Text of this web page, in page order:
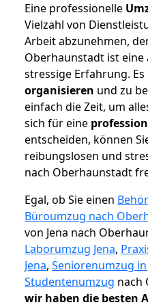
Eine professionelle
Vielzahl von
Arbeit abzunehmen,
Oberhaunstadt ist
stressige Erfahrung.
organisieren und zu
einfach die Zeit, um
sich für eine
entscheiden, können
reibungslosen und
nach Oberhaunstadt
Egal, ob Sie einen
Büroumzug nach
von Jena nach
Laborumzug Jena,
Jena, Seniorenumzug in
Studentenumzug nach
wir haben die besten